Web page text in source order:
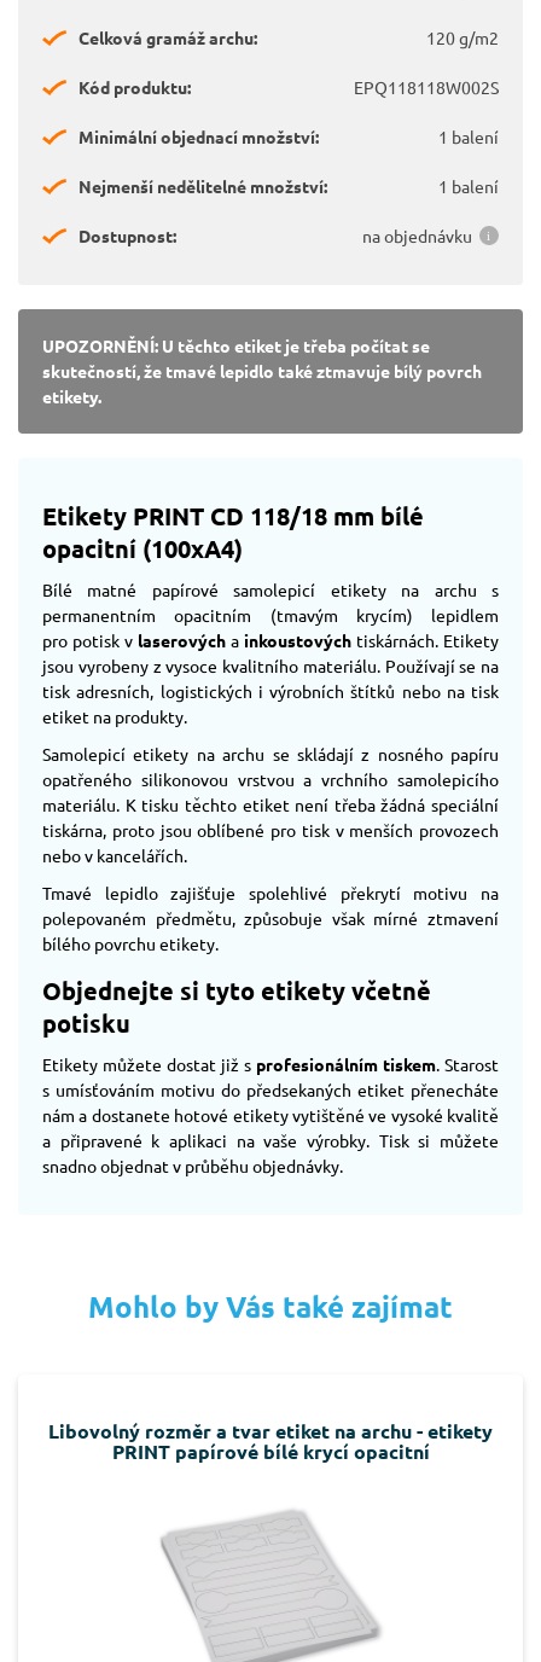
Celková gramáž archu: 120 g/m2
Kód produktu: EPQ118118W002S
Minimální objednací množství: 1 balení
Nejmenší nedělitelné množství: 1 balení
Dostupnost: na objednávku
UPOZORNĚNÍ: U těchto etiket je třeba počítat se
skutečností, že tmavé lepidlo také ztmavuje bílý povrch
etikety.
Etikety PRINT CD 118/18 mm bílé
opacitní (100xA4)
Bílé matné papírové samolepicí etikety na archu s
permanentním opacitním (tmavým krycím) lepidlem
pro potisk v laserových a inkoustových tiskárnách. Etikety
jsou vyrobeny z vysoce kvalitního materiálu. Používají se na
tisk adresních, logistických i výrobních štítků nebo na tisk
etiket na produkty.
Samolepicí etikety na archu se skládají z nosného papíru
opatřeného silikonovou vrstvou a vrchního samolepicího
materiálu. K tisku těchto etiket není třeba žádná speciální
tiskárna, proto jsou oblíbené pro tisk v menších provozech
nebo v kancelářích.
Tmavé lepidlo zajišťuje spolehlivé překrytí motivu na
polepovaném předmětu, způsobuje však mírné ztmavení
bílého povrchu etikety.
Objednejte si tyto etikety včetně
potisku
Etikety můžete dostat již s profesionálním tiskem. Starost
s umísťováním motivu do předsekaných etiket přenecháte
nám a dostanete hotové etikety vytištěné ve vysoké kvalitě
a připravené k aplikaci na vaše výrobky. Tisk si můžete
snadno objednat v průběhu objednávky.
Mohlo by Vás také zajímat
Libovolný rozměr a tvar etiket na archu - etikety
PRINT papírové bílé krycí opacitní